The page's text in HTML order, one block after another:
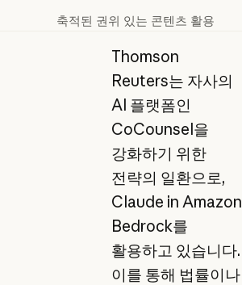
축적된 권위 있는 콘텐츠 활용
Thomson
Reuters는 자사의
AI 플랫폼인
CoCounsel을
강화하기 위한
전략의 일환으로,
Claude in Amazon
Bedrock를
활용하고 있습니다.
이를 통해 법률이나